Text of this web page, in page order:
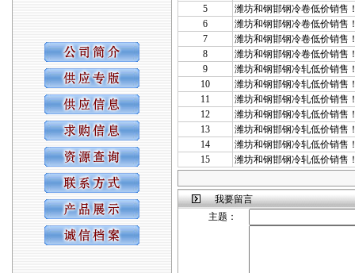
5
潍坊和钢邯钢冷卷低价销售
6
潍坊和钢邯钢冷卷低价销售
7
潍坊和钢邯钢冷卷低价销售
8
潍坊和钢邯钢冷卷低价销售
9
潍坊和钢邯钢冷轧低价销售
10
潍坊和钢邯钢冷轧低价销售
11
潍坊和钢邯钢冷轧低价销售
12
潍坊和钢邯钢冷轧低价销售
13
潍坊和钢邯钢冷轧低价销售
14
潍坊和钢邯钢冷轧低价销售
15
潍坊和钢邯钢冷轧低价销售
我要留言
主题：